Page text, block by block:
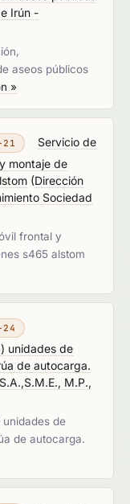
Irún -
aseos públicos
»
21
Servicio de
montaje de
(Dirección
Sociedad
frontal y
s465 alstom
24
unidades de
de autocarga.
M.P.,
de
de autocarga.